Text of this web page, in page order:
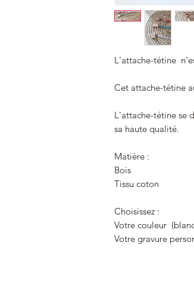
L'attache-tétine
Cet attache-tétine
L'attache-tétine se
sa haute qualité.
Matière :
Bois
Tissu coton
Choisissez :
Votre couleur
Votre gravure